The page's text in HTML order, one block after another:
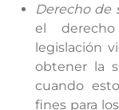
Derecho de
el
legislación
obtener la
cuando
fines para